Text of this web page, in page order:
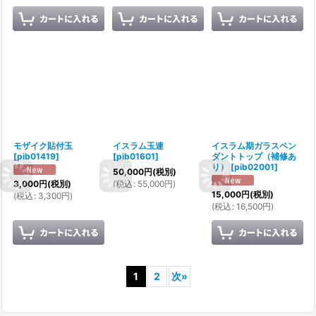
モザイク貼付玉
[pib01419]
3,000円(税別)
(税込 : 3,300円)
イスラム玉連
[pib01601]
50,000円(税別)
(税込 : 55,000円)
イスラム期ガラスペン
ダントトップ（補修あ
り）
[pib02001]
15,000円(税別)
(税込 : 16,500円)
1 2 次»